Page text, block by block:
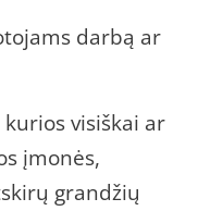
darbą ar
visiškai ar
įmonės,
grandžių